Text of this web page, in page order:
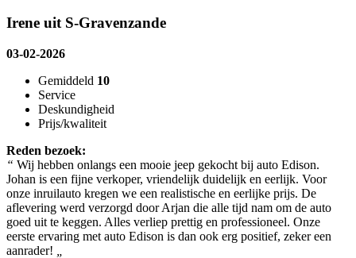
Irene uit S‑Gravenzande
03-02-2026
Gemiddeld 10
Service
Deskundigheid
Prijs/kwaliteit
Reden bezoek:
“ Wij hebben onlangs een mooie jeep gekocht bij auto Edison.
Johan is een fijne verkoper, vriendelijk duidelijk en eerlijk. Voor
onze inruilauto kregen we een realistische en eerlijke prijs. De
aflevering werd verzorgd door Arjan die alle tijd nam om de auto
goed uit te keggen. Alles verliep prettig en professioneel. Onze
eerste ervaring met auto Edison is dan ook erg positief, zeker een
aanrader!